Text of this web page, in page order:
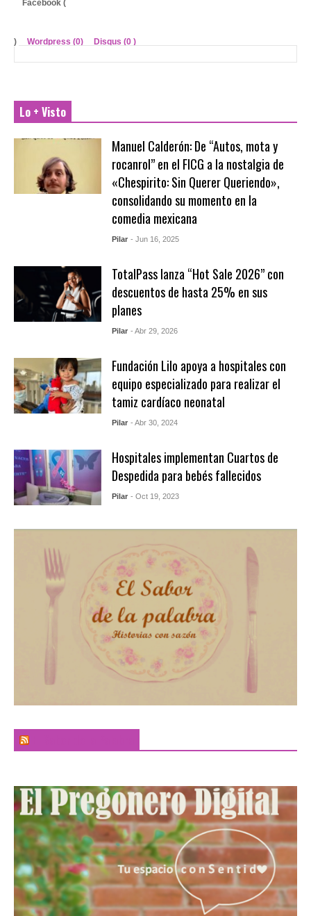
Facebook (
) Wordpress (0) Disqus (0 )
Lo + Visto
Manuel Calderón: De “Autos, mota y
rocanrol” en el FICG a la nostalgia de
«Chespirito: Sin Querer Queriendo»,
consolidando su momento en la
comedia mexicana
Pilar - Jun 16, 2025
TotalPass lanza “Hot Sale 2026” con
descuentos de hasta 25% en sus
planes
Pilar - Abr 29, 2026
Fundación Lilo apoya a hospitales con
equipo especializado para realizar el
tamiz cardíaco neonatal
Pilar - Abr 30, 2024
Hospitales implementan Cuartos de
Despedida para bebés fallecidos
Pilar - Oct 19, 2023